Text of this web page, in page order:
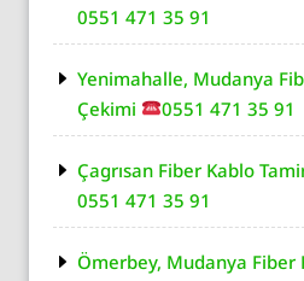
0551 471 35 91
Yenimahalle, Mudanya
Çekimi
0551 471 35 91
Çagrısan Fiber Kablo
0551 471 35 91
Ömerbey, Mudanya Fiber